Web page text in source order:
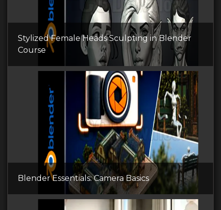
Stylized Female Heads Sculpting in Blender
Course
Blender Essentials: Camera Basics